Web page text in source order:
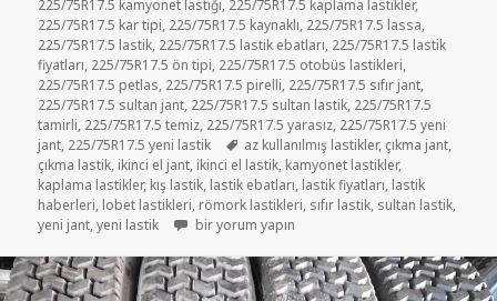
225/75R17.5 kamyonet lastiği, 225/75R17.5 kaplama lastikler,
225/75R17.5 kar tipi, 225/75R17.5 kaynaklı, 225/75R17.5 lassa,
225/75R17.5 lastik, 225/75R17.5 lastik ebatları, 225/75R17.5 lastik
fiyatları, 225/75R17.5 ön tipi, 225/75R17.5 otobüs lastikleri,
225/75R17.5 petlas, 225/75R17.5 pirelli, 225/75R17.5 sıfır jant,
225/75R17.5 sultan jant, 225/75R17.5 sultan lastik, 225/75R17.5
tamirli, 225/75R17.5 temiz, 225/75R17.5 yarasız, 225/75R17.5 yeni
jant, 225/75R17.5 yeni lastik Etiketler
az kullanılmış lastikler, çıkma jant,
çıkma lastik, ikinci el jant, ikinci el lastik, kamyonet lastikler,
kaplama lastikler, kış lastik, lastik ebatları, lastik fiyatları, lastik
haberleri, lobet lastikleri, römork lastikleri, sıfır lastik, sultan lastik,
yeni jant,yeni lastik İKİNCİ EL LASTİK 225 75R17.5 ÇIKMA SULTAN
bir yorum yapın